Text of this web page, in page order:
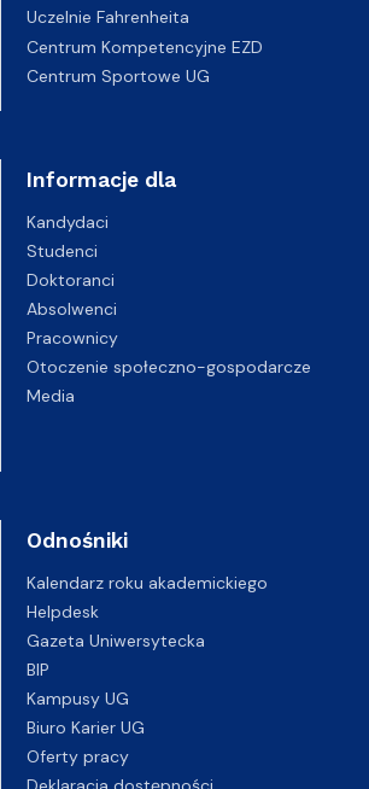
Uczelnie Fahrenheita
Centrum Kompetencyjne EZD
Centrum Sportowe UG
Informacje dla
Kandydaci
Studenci
Doktoranci
Absolwenci
Pracownicy
Otoczenie społeczno-gospodarcze
Media
Odnośniki
Kalendarz roku akademickiego
Helpdesk
Gazeta Uniwersytecka
BIP
Kampusy UG
Biuro Karier UG
Oferty pracy